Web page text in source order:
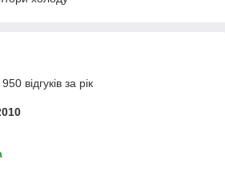
відгуків за рік